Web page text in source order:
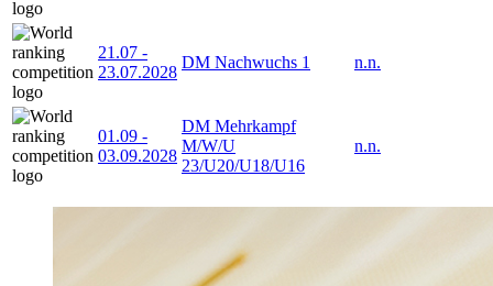
21.07 -
23.07.2028
DM Nachwuchs 1 n.n.
01.09 -
03.09.2028
DM Mehrkampf
M/W/U
23/U20/U18/U16
n.n.